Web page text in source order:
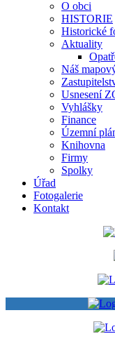
O obci
HISTORIE
Historické
Aktuality
Náš
Usnesení
Vyhlášky
Finance
Územní
Knihovna
Firmy
Spolky
Úřad
Fotogalerie
Kontakt